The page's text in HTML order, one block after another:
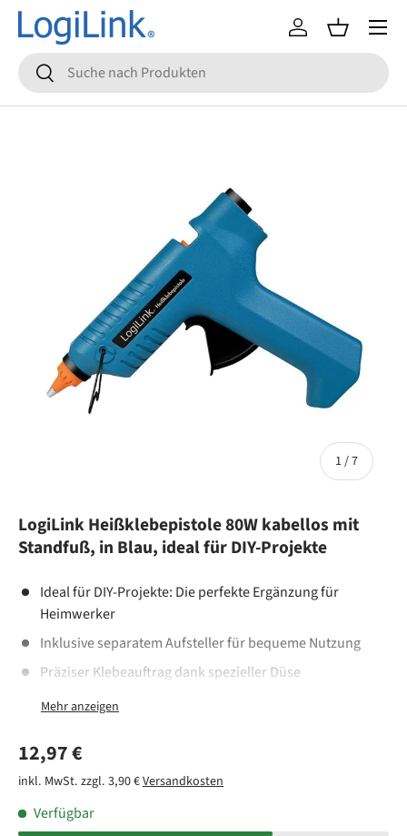
Direkt zum Inhalt
Suchen
Suchen
Einloggen
Menü
1/von
7
LogiLink Heißklebepistole 80W kabellos mit
Standfuß, in Blau, ideal für DIY-Projekte
Ideal für DIY-Projekte: Die perfekte Ergänzung für
Heimwerker
Inklusive separatem Aufsteller für bequeme Nutzung
Präziser Klebeauftrag dank spezieller Düse
Kabellose Flexibilität: Einsatz an verschiedenen Orten
Zum Kleben, Abdichten und Füllen von Fugen sowie für
Bastel- und Dekorationsprojekte rund ums Haus
Lieferung mit 2 Heißklebestiften; passend für 11,2 mm
Stifte
Normaler Preis
12,97 €
inkl. MwSt. zzgl. 3,90 €Versandkosten
Verfügbar